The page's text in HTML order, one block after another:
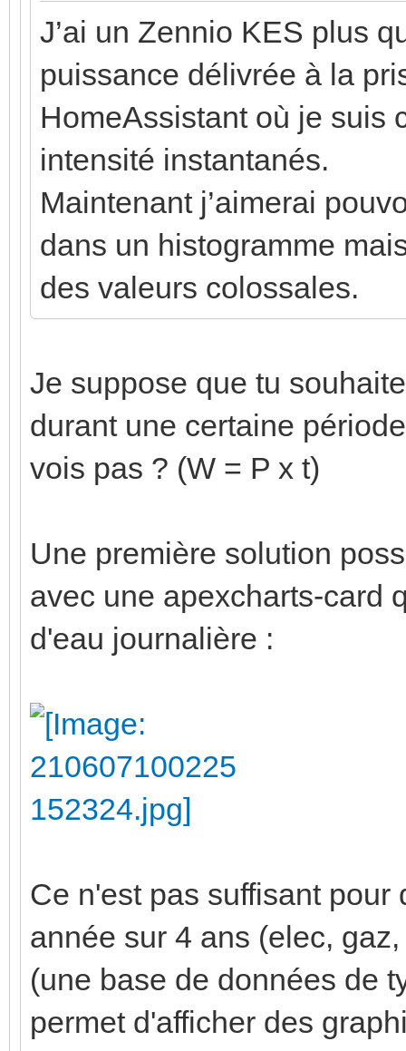
J’ai un Zennio KES plus
puissance délivrée à la
HomeAssistant où je suis
intensité instantanés.
Maintenant j’aimerai
dans un histogramme
des valeurs colossales.
Je suppose que tu
durant une certaine
vois pas ? (W = P x t)
Une première solution
avec une apexcharts-card
d'eau journalière :
Ce n'est pas suffisant
année sur 4 ans (elec,
(une base de données de
permet d'afficher des